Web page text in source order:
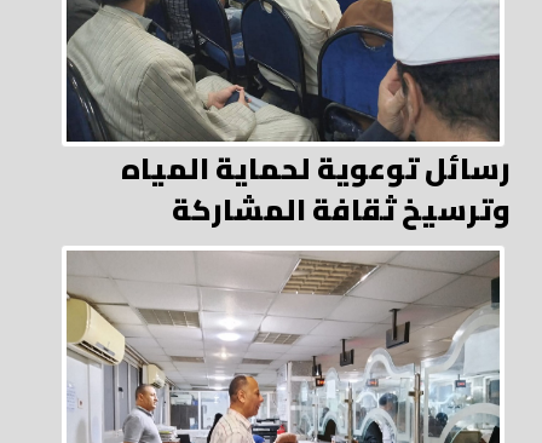
رسائل توعوية لحماية المياه
وترسيخ ثقافة المشاركة